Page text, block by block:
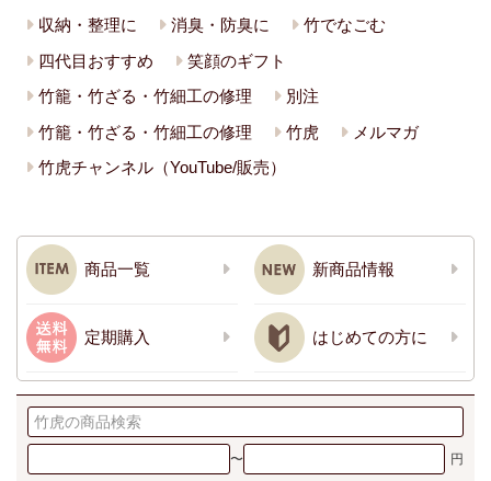
収納・整理に
消臭・防臭に
竹でなごむ
四代目おすすめ
笑顔のギフト
竹籠・竹ざる・竹細工の修理
別注
竹籠・竹ざる・竹細工の修理
竹虎
メルマガ
竹虎チャンネル（YouTube/販売）
商品一覧 新商品情報
定期購入 はじめての方に
〜